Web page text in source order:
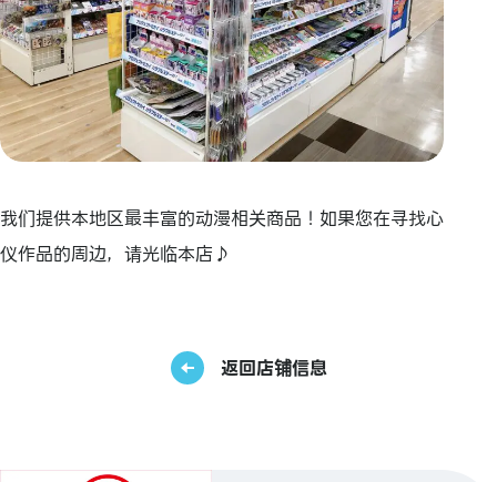
我们提供本地区最丰富的动漫相关商品！如果您在寻找心
仪作品的周边，请光临本店♪
返回店铺信息